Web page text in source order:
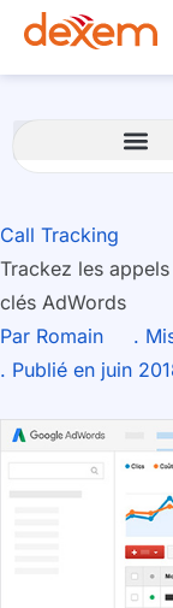
Call Tracking
Trackez les
clés AdWords
Par Romain
.
. Publié en juin